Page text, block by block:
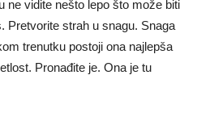
ne vidite nešto lepo što može biti
Pretvorite strah u snagu. Snaga
trenutku postoji ona najlepša
Pronađite je. Ona je tu